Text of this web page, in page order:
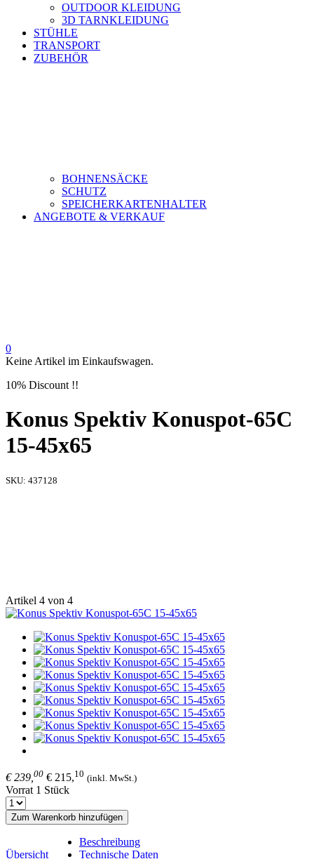
OUTDOOR KLEIDUNG
3D TARNKLEIDUNG
STÜHLE
TRANSPORT
ZUBEHÖR
BOHNENSÄCKE
SCHUTZ
SPEICHERKARTENHALTER
ANGEBOTE & VERKAUF
0
Keine Artikel im Einkaufswagen.
10% Discount !!
Konus Spektiv Konuspot-65C
15-45x65
SKU: 437128
Artikel 4 von 4
€ 239, 00 € 215,10 (inkl. MwSt.)
Vorrat 1 Stück
Zum Warenkorb hinzufügen
Übersicht
Beschreibung
Technische Daten